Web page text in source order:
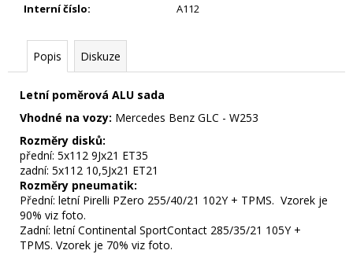
Interní číslo: A112
Popis Diskuze
Letní poměrová ALU sada
Vhodné na vozy: Mercedes Benz GLC - W253
Rozměry disků:
přední: 5x112 9Jx21 ET35
zadní: 5x112 10,5Jx21 ET21
Rozměry pneumatik:
Přední: letní Pirelli PZero 255/40/21 102Y + TPMS. Vzorek je
90% viz foto.
Zadní: letní Continental SportContact 285/35/21 105Y +
TPMS. Vzorek je 70% viz foto.